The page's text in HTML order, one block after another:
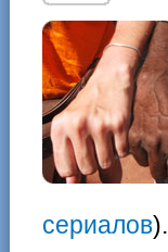
сериалов).